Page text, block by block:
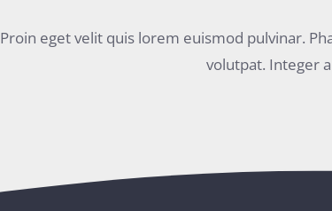
Proin eget velit quis lorem euismod pulvinar.
volutpat. Integer